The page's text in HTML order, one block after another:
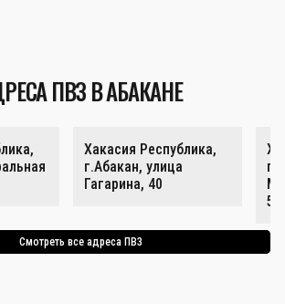
ПВЗ В АБАКАНЕ
Хакасия Республика,
г.Абакан, улица
Гагарина, 40
59
Смотреть все адреса ПВЗ